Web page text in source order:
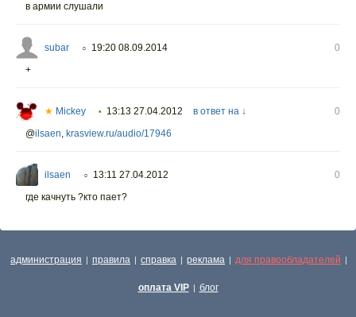
в армии слушали
subar ○ 19:20 08.09.2014
0
+
★ Mickey • 13:13 27.04.2012 в ответ на ↓
0
@ilsaen, krasview.ru/audio/17946
ilsaen ○ 13:11 27.04.2012
0
где качнуть ?кто пает?
администрация | правила | справка | реклама | для правообладателей |
оплата VIP | блог